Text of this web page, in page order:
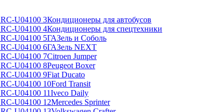
Кондиционеры для автобусов
Кондиционеры для спецтехники
ГАЗель и Соболь
ГАЗель NEXT
Citroen Jumper
Peugeot Boxer
Fiat Ducato
Ford Transit
Iveco Daily
Mercedes Sprinter